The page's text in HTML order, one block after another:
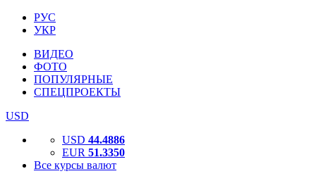
РУС
УКР
ВИДЕО
ФОТО
ПОПУЛЯРНЫЕ
СПЕЦПРОЕКТЫ
USD
USD 44.4886
EUR 51.3350
Все курсы валют